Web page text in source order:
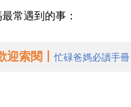
常遇到的事：
迎索閱丨忙碌爸媽必讀手